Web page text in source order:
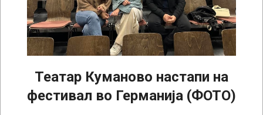
Театар Куманово настапи на
фестивал во Германија (ФОТО)